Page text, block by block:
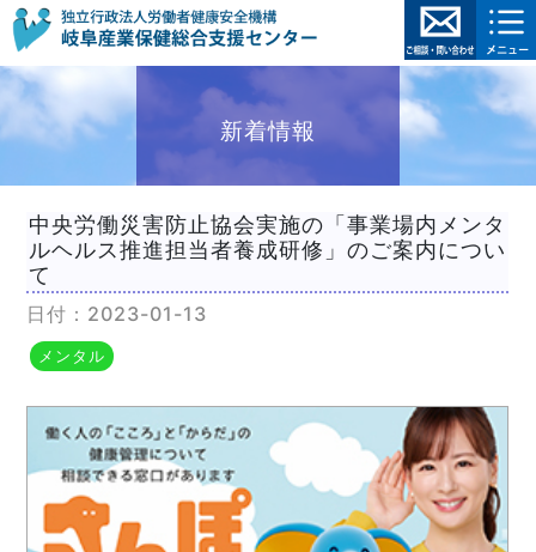
新着情報
中央労働災害防止協会実施の「事業場内メンタ
ルヘルス推進担当者養成研修」のご案内につい
て
日付：2023-01-13
メンタル